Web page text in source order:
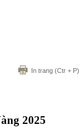
In trang (Ctr + P)
2025